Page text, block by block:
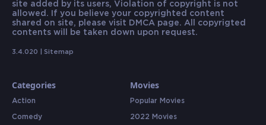
site added by its users, Violation of copyright is not
allowed. If you believe your copyrighted content
shared on site, please visit DMCA page. All copyrigted
contents will be taken down upon request.
3.4.020 | Sitemap
Categories
Action
Comedy
Movies
Popular Movies
2022 Movies